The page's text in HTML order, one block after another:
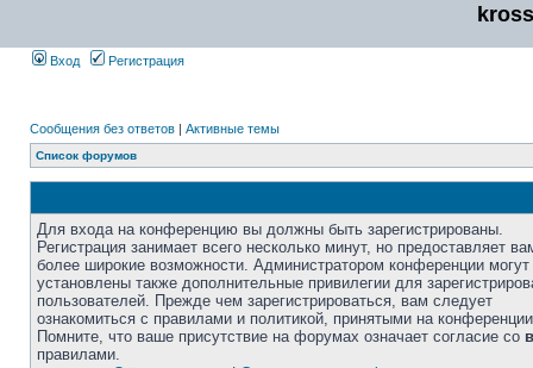
Вход Регистрация
Сообщения без ответов | Активные темы
Список форумов
Для входа на конференцию вы должны быть зарегистрированы.
Регистрация занимает всего несколько минут, но предоставляет
более широкие возможности. Администратором конференции
установлены также дополнительные привилегии для
пользователей. Прежде чем зарегистрироваться, вам следует
ознакомиться с правилами и политикой, принятыми на
Помните, что ваше присутствие на форумах означает согласие со
правилами.